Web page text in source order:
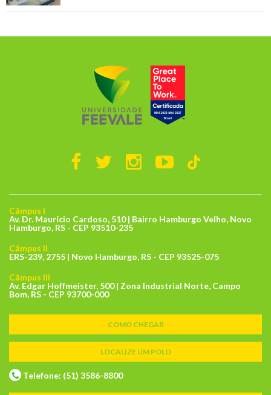
Câmpus I
Av. Dr. Maurício Cardoso, 510 | Bairro Hamburgo Velho, Novo
Hamburgo, RS - CEP 93510-235
Câmpus II
ERS-239, 2755 | Novo Hamburgo, RS - CEP 93525-075
Câmpus III
Av. Edgar Hoffmeister, 500 | Zona Industrial Norte, Campo
Bom, RS - CEP 93700-000
COMO CHEGAR
LOCALIZE UM POLO
Telefone: (51) 3586-8800